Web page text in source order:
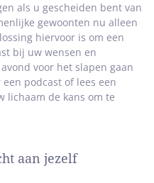
als u gescheiden bent van
gewoonten nu alleen
hiervoor is om een
bij uw wensen en
voor het slapen gaan
podcast of lees een
lichaam de kans om te
aan jezelf